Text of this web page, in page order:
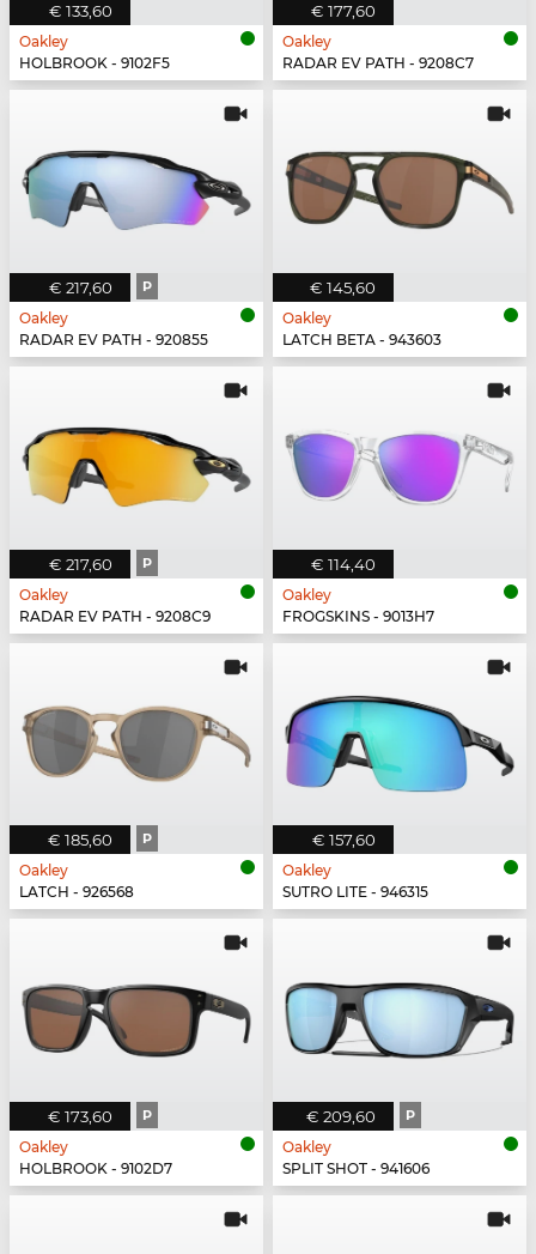
€ 133,60
Oakley
HOLBROOK - 9102F5
€ 177,60
Oakley
RADAR EV PATH - 9208C7
€ 217,60 P
Oakley
RADAR EV PATH - 920855
€ 145,60
Oakley
LATCH BETA - 943603
€ 217,60 P
Oakley
RADAR EV PATH - 9208C9
€ 114,40
Oakley
FROGSKINS - 9013H7
€ 185,60 P
Oakley
LATCH - 926568
€ 157,60
Oakley
SUTRO LITE - 946315
€ 173,60 P
Oakley
HOLBROOK - 9102D7
€ 209,60 P
Oakley
SPLIT SHOT - 941606